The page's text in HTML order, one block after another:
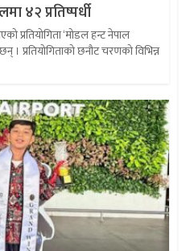
४२ प्रतिष्पर्धी
प्रतियोगिता ‘मोडल हन्ट नेपाल
। प्रतियोगिताको छनौट चरणको विभिन्न